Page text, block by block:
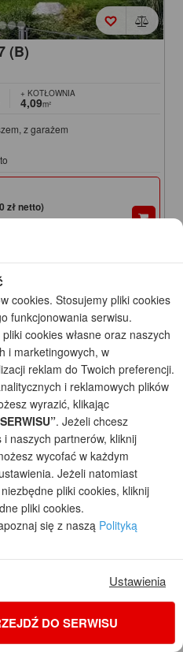
(B)
+ KOTŁOWNIA
4,09m²
z garażem
zł netto)
4 670 zł
OZE
cookies. Stosujemy pliki cookies
funkcjonowania serwisu.
cookies własne oraz naszych
i marketingowych, w
reklam do Twoich preferencji.
i reklamowych plików
wyrazić, klikając
. Jeżeli chcesz
naszych partnerów, kliknij
wycofać w każdym
Jeżeli natomiast
pliki cookies, kliknij
pliki cookies.
się z naszą Polityką
Ustawienia
DO SERWISU